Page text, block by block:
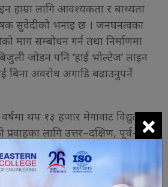
हाम्रा लागि आवश्यकता र बाध्यता
सुवेदीको भनाइ छ । जनघनत्वका
माग सम्बोधन गर्न तथा निर्माणमा
जोडन पनि ‘हाई भोल्टेज’ लाइन
अवरोध अगाडि बढाउनुपर्ने
थप १३ हजार मेगावाट विद्युत
लागि उत्तर–दक्षिण, पूर्व–
र ३३ केभी क्षमताका प्रसारण
निर्माण र स्तरोन्नति गर्नु आवश्यक
×